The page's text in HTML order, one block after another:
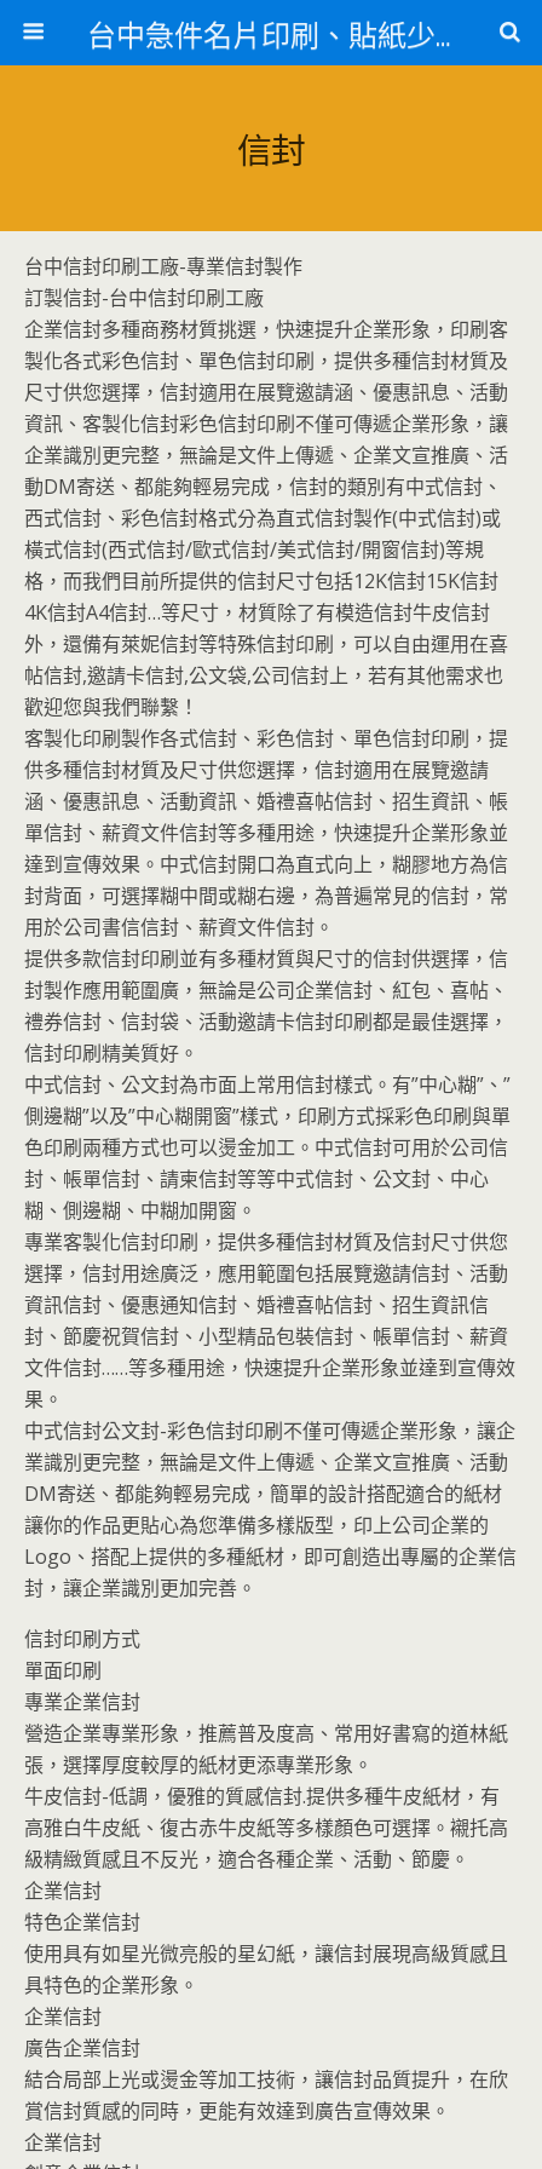
台中急件名片印刷、貼紙少量印刷、訃聞印刷、紋身貼
信封
台中信封印刷工廠-專業信封製作
訂製信封-台中信封印刷工廠
企業信封多種商務材質挑選，快速提升企業形象，印刷客
製化各式彩色信封、單色信封印刷，提供多種信封材質及
尺寸供您選擇，信封適用在展覽邀請涵、優惠訊息、活動
資訊、客製化信封彩色信封印刷不僅可傳遞企業形象，讓
企業識別更完整，無論是文件上傳遞、企業文宣推廣、活
動DM寄送、都能夠輕易完成，信封的類別有中式信封、
西式信封、彩色信封格式分為直式信封製作(中式信封)或
橫式信封(西式信封/歐式信封/美式信封/開窗信封)等規
格，而我們目前所提供的信封尺寸包括12K信封15K信封
4K信封A4信封…等尺寸，材質除了有模造信封牛皮信封
外，還備有萊妮信封等特殊信封印刷，可以自由運用在喜
帖信封,邀請卡信封,公文袋,公司信封上，若有其他需求也
歡迎您與我們聯繫！
客製化印刷製作各式信封、彩色信封、單色信封印刷，提
供多種信封材質及尺寸供您選擇，信封適用在展覽邀請
涵、優惠訊息、活動資訊、婚禮喜帖信封、招生資訊、帳
單信封、薪資文件信封等多種用途，快速提升企業形象並
達到宣傳效果。中式信封開口為直式向上，糊膠地方為信
封背面，可選擇糊中間或糊右邊，為普遍常見的信封，常
用於公司書信信封、薪資文件信封。
提供多款信封印刷並有多種材質與尺寸的信封供選擇，信
封製作應用範圍廣，無論是公司企業信封、紅包、喜帖、
禮券信封、信封袋、活動邀請卡信封印刷都是最佳選擇，
信封印刷精美質好。
中式信封、公文封為市面上常用信封樣式。有”中心糊”、”
側邊糊”以及”中心糊開窗”樣式，印刷方式採彩色印刷與單
色印刷兩種方式也可以燙金加工。中式信封可用於公司信
封、帳單信封、請柬信封等等中式信封、公文封、中心
糊、側邊糊、中糊加開窗。
專業客製化信封印刷，提供多種信封材質及信封尺寸供您
選擇，信封用途廣泛，應用範圍包括展覽邀請信封、活動
資訊信封、優惠通知信封、婚禮喜帖信封、招生資訊信
封、節慶祝賀信封、小型精品包裝信封、帳單信封、薪資
文件信封……等多種用途，快速提升企業形象並達到宣傳效
果。
中式信封公文封-彩色信封印刷不僅可傳遞企業形象，讓企
業識別更完整，無論是文件上傳遞、企業文宣推廣、活動
DM寄送、都能夠輕易完成，簡單的設計搭配適合的紙材
讓你的作品更貼心為您準備多樣版型，印上公司企業的
Logo、搭配上提供的多種紙材，即可創造出專屬的企業信
封，讓企業識別更加完善。
信封印刷方式
單面印刷
專業企業信封
營造企業專業形象，推薦普及度高、常用好書寫的道林紙
張，選擇厚度較厚的紙材更添專業形象。
牛皮信封-低調，優雅的質感信封.提供多種牛皮紙材，有
高雅白牛皮紙、復古赤牛皮紙等多樣顏色可選擇。襯托高
級精緻質感且不反光，適合各種企業、活動、節慶。
企業信封
特色企業信封
使用具有如星光微亮般的星幻紙，讓信封展現高級質感且
具特色的企業形象。
企業信封
廣告企業信封
結合局部上光或燙金等加工技術，讓信封品質提升，在欣
賞信封質感的同時，更能有效達到廣告宣傳效果。
企業信封